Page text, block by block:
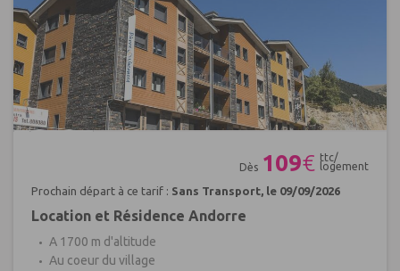
Dès 109€ ttc/
logement
Prochain départ à ce tarif : Sans Transport, le 09/09/2026
Location et Résidence Andorre
A 1700 m d'altitude
Au coeur du village